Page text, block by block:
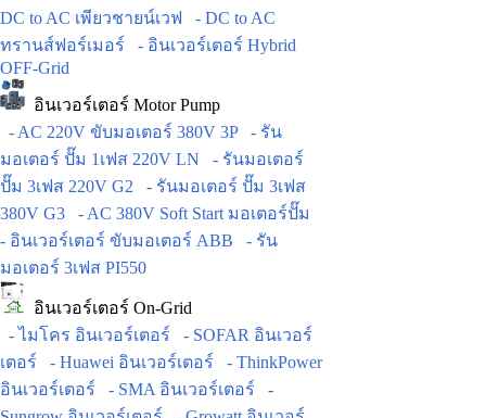
DC to AC เพียวชายน์เวฟ
- DC to AC
ทรานส์ฟอร์เมอร์
- อินเวอร์เตอร์ Hybrid
OFF-Grid
อินเวอร์เตอร์ Motor Pump
- AC 220V ขับมอเตอร์ 380V 3P
- รัน
มอเตอร์ ปั๊ม 1เฟส 220V LN
- รันมอเตอร์
ปั๊ม 3เฟส 220V G2
- รันมอเตอร์ ปั๊ม 3เฟส
380V G3
- AC 380V Soft Start มอเตอร์ปั๊ม
- อินเวอร์เตอร์ ขับมอเตอร์ ABB
- รัน
มอเตอร์ 3เฟส PI550
อินเวอร์เตอร์ On-Grid
- ไมโคร อินเวอร์เตอร์
- SOFAR อินเวอร์
เตอร์
- Huawei อินเวอร์เตอร์
- ThinkPower
อินเวอร์เตอร์
- SMA อินเวอร์เตอร์
-